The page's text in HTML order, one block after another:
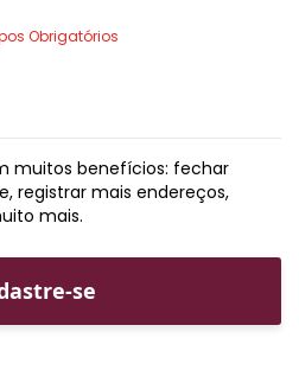
muitos benefícios: fechar
registrar mais endereços,
mais.
se